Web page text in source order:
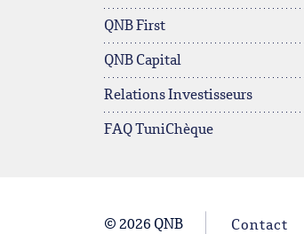
QNB First
QNB Capital
Relations Investisseurs
FAQ TuniChèque
© 2026 QNB Contact